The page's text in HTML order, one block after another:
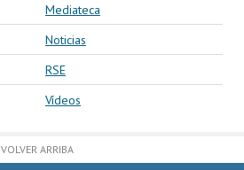
Mediateca
Noticias
RSE
Vídeos
VOLVER ARRIBA